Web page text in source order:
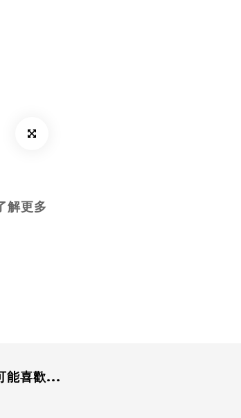
解更多
能喜歡...